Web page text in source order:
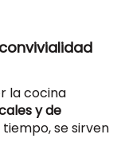
la cocina
y de
se sirven